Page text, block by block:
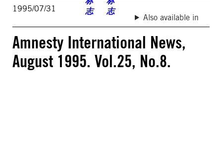
1995/07/31
Also available in
Amnesty International News,
August 1995. Vol.25, No.8.